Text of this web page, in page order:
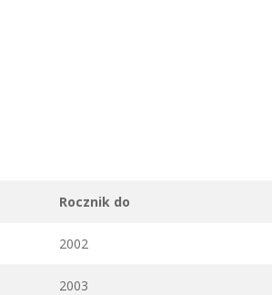
Rocznik do
2002
2003